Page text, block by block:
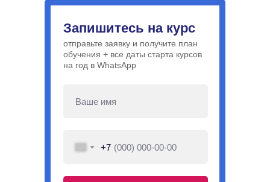
+7
Запишитесь на курс
отправьте заявку и получите план
обучения + все даты старта курсов
на год в WhatsApp